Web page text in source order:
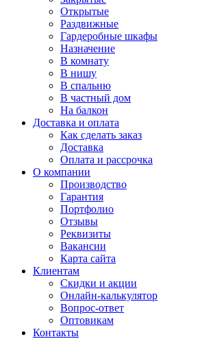
Открытые
Раздвижные
Гардеробные шкафы
Назначение
В комнату
В нишу
В спальню
В частный дом
На балкон
Доставка и оплата
Как сделать заказ
Доставка
Оплата и рассрочка
О компании
Производство
Гарантия
Портфолио
Отзывы
Реквизиты
Вакансии
Карта сайта
Клиентам
Скидки и акции
Онлайн-калькулятор
Вопрос-ответ
Оптовикам
Контакты